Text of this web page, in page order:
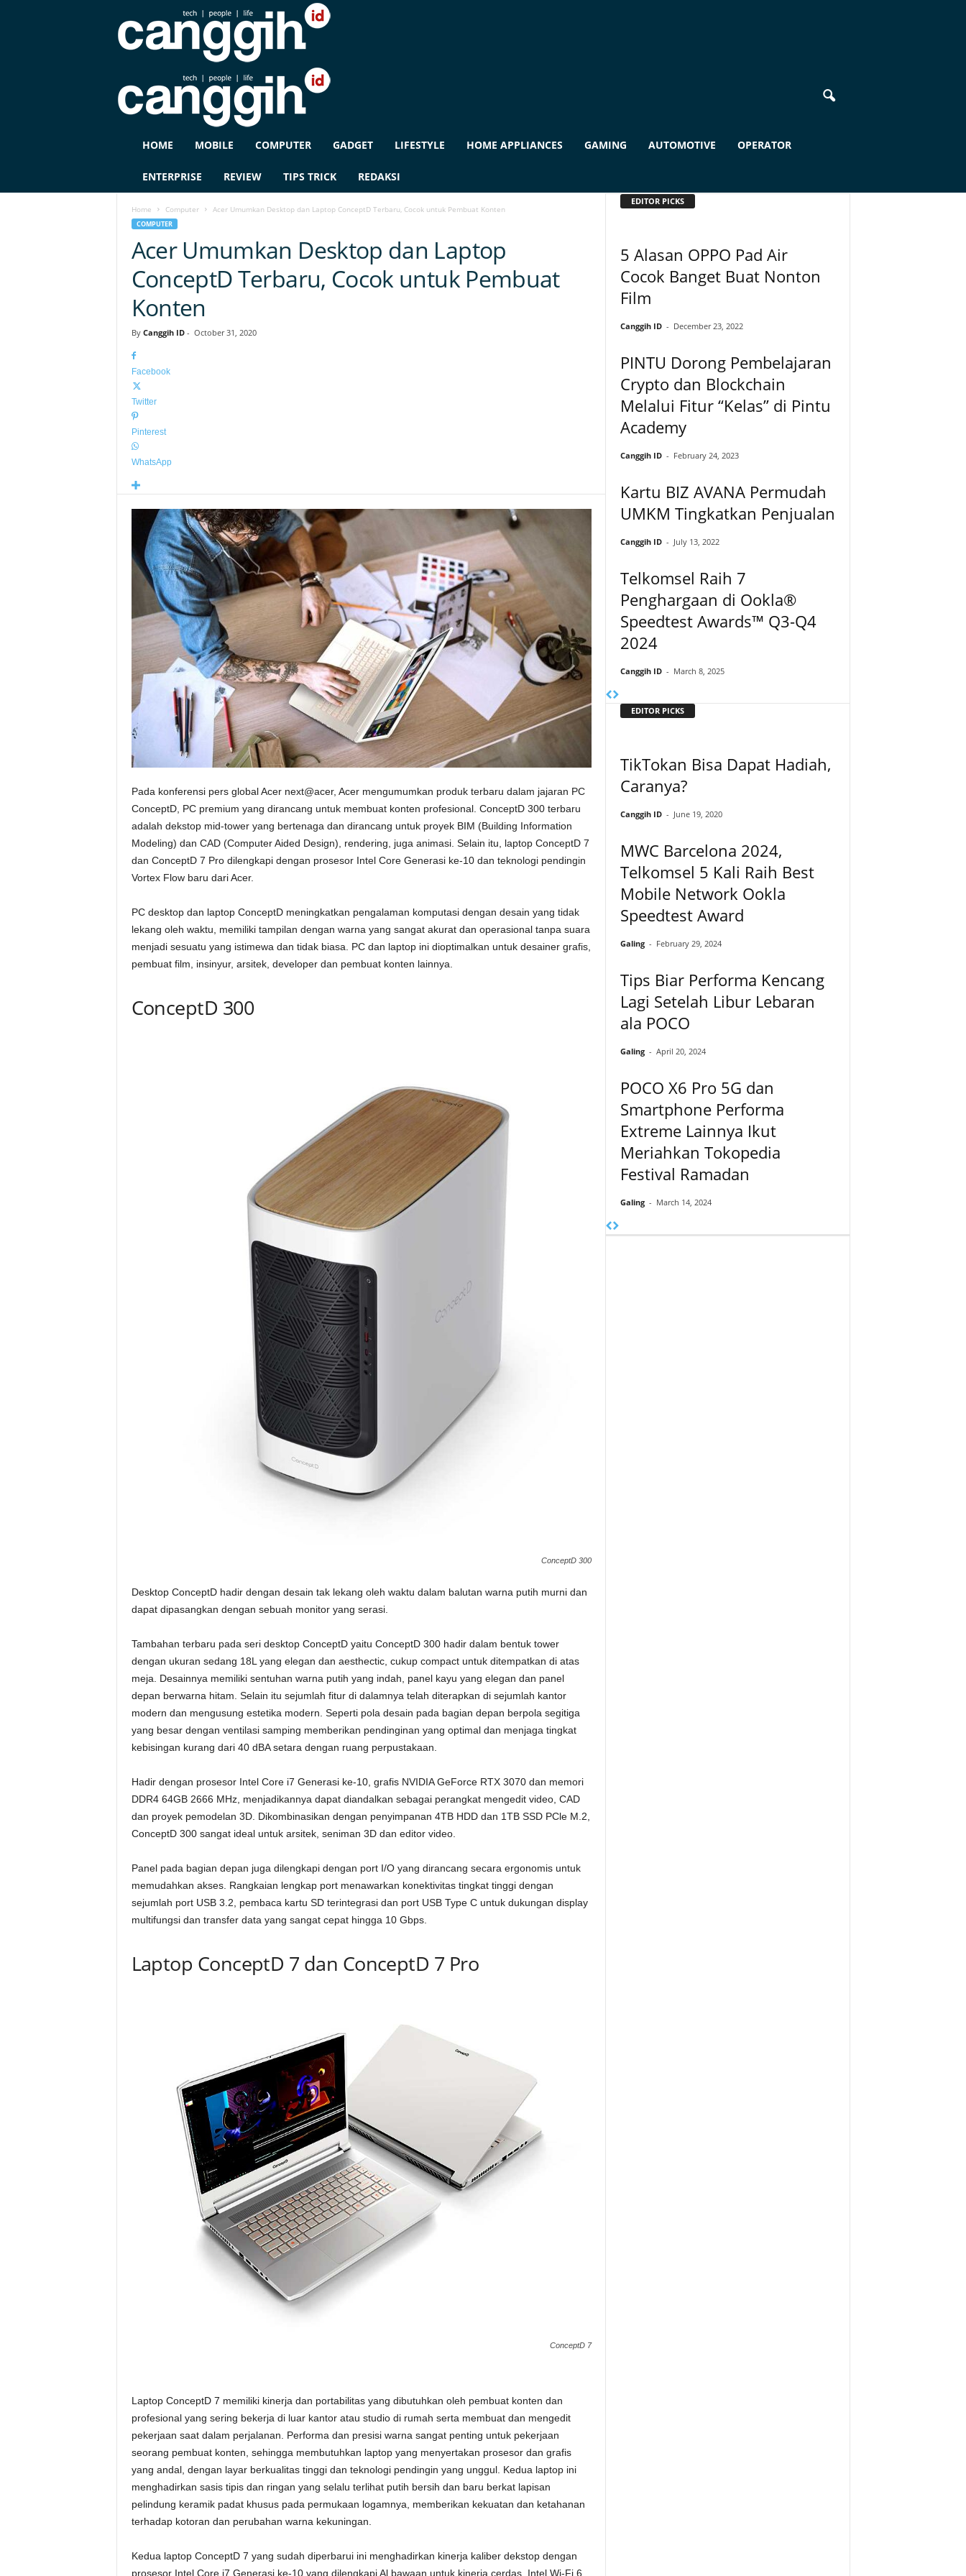
G
HOME MOBILE COMPUTER GADGET LIFESTYLE HOME APPLIANCES GAMING AUTOMOTIVE OPERATOR
ENTERPRISE REVIEW TIPS TRICK REDAKSI
Home Computer Acer Umumkan Desktop dan Laptop ConceptD Terbaru, Cocok untuk Pembuat Konten
COMPUTER
Acer Umumkan Desktop dan Laptop
ConceptD Terbaru, Cocok untuk Pembuat
Konten
By Canggih ID- October 31, 2020
Facebook
Twitter
Pinterest
WhatsApp
Pada konferensi pers global Acer next@acer, Acer mengumumkan produk terbaru dalam jajaran PC
ConceptD, PC premium yang dirancang untuk membuat konten profesional. ConceptD 300 terbaru
adalah dekstop mid-tower yang bertenaga dan dirancang untuk proyek BIM (Building Information
Modeling) dan CAD (Computer Aided Design), rendering, juga animasi. Selain itu, laptop ConceptD 7
dan ConceptD 7 Pro dilengkapi dengan prosesor Intel Core Generasi ke-10 dan teknologi pendingin
Vortex Flow baru dari Acer.
PC desktop dan laptop ConceptD meningkatkan pengalaman komputasi dengan desain yang tidak
lekang oleh waktu, memiliki tampilan dengan warna yang sangat akurat dan operasional tanpa suara
menjadi sesuatu yang istimewa dan tidak biasa. PC dan laptop ini dioptimalkan untuk desainer grafis,
pembuat film, insinyur, arsitek, developer dan pembuat konten lainnya.
ConceptD 300
ConceptD 300
Desktop ConceptD hadir dengan desain tak lekang oleh waktu dalam balutan warna putih murni dan
dapat dipasangkan dengan sebuah monitor yang serasi.
Tambahan terbaru pada seri desktop ConceptD yaitu ConceptD 300 hadir dalam bentuk tower
dengan ukuran sedang 18L yang elegan dan aesthectic, cukup compact untuk ditempatkan di atas
meja. Desainnya memiliki sentuhan warna putih yang indah, panel kayu yang elegan dan panel
depan berwarna hitam. Selain itu sejumlah fitur di dalamnya telah diterapkan di sejumlah kantor
modern dan mengusung estetika modern. Seperti pola desain pada bagian depan berpola segitiga
yang besar dengan ventilasi samping memberikan pendinginan yang optimal dan menjaga tingkat
kebisingan kurang dari 40 dBA setara dengan ruang perpustakaan.
Hadir dengan prosesor Intel Core i7 Generasi ke-10, grafis NVIDIA GeForce RTX 3070 dan memori
DDR4 64GB 2666 MHz, menjadikannya dapat diandalkan sebagai perangkat mengedit video, CAD
dan proyek pemodelan 3D. Dikombinasikan dengan penyimpanan 4TB HDD dan 1TB SSD PCle M.2,
ConceptD 300 sangat ideal untuk arsitek, seniman 3D dan editor video.
Panel pada bagian depan juga dilengkapi dengan port I/O yang dirancang secara ergonomis untuk
memudahkan akses. Rangkaian lengkap port menawarkan konektivitas tingkat tinggi dengan
sejumlah port USB 3.2, pembaca kartu SD terintegrasi dan port USB Type C untuk dukungan display
multifungsi dan transfer data yang sangat cepat hingga 10 Gbps.
Laptop ConceptD 7 dan ConceptD 7 Pro
ConceptD 7
Laptop ConceptD 7 memiliki kinerja dan portabilitas yang dibutuhkan oleh pembuat konten dan
profesional yang sering bekerja di luar kantor atau studio di rumah serta membuat dan mengedit
pekerjaan saat dalam perjalanan. Performa dan presisi warna sangat penting untuk pekerjaan
seorang pembuat konten, sehingga membutuhkan laptop yang menyertakan prosesor dan grafis
yang andal, dengan layar berkualitas tinggi dan teknologi pendingin yang unggul. Kedua laptop ini
menghadirkan sasis tipis dan ringan yang selalu terlihat putih bersih dan baru berkat lapisan
pelindung keramik padat khusus pada permukaan logamnya, memberikan kekuatan dan ketahanan
terhadap kotoran dan perubahan warna kekuningan.
Kedua laptop ConceptD 7 yang sudah diperbarui ini menghadirkan kinerja kaliber dekstop dengan
prosesor Intel Core i7 Generasi ke-10 yang dilengkapi Al bawaan untuk kinerja cerdas, Intel Wi-Fi 6
EDITOR PICKS
5 Alasan OPPO Pad Air
Cocok Banget Buat Nonton
Film
Canggih ID - December 23, 2022
PINTU Dorong Pembelajaran
Crypto dan Blockchain
Melalui Fitur “Kelas” di Pintu
Academy
Canggih ID - February 24, 2023
Kartu BIZ AVANA Permudah
UMKM Tingkatkan Penjualan
Canggih ID - July 13, 2022
Telkomsel Raih 7
Penghargaan di Ookla®
Speedtest Awards™ Q3-Q4
2024
Canggih ID - March 8, 2025
EDITOR PICKS
TikTokan Bisa Dapat Hadiah,
Caranya?
Canggih ID - June 19, 2020
MWC Barcelona 2024,
Telkomsel 5 Kali Raih Best
Mobile Network Ookla
Speedtest Award
Galing - February 29, 2024
Tips Biar Performa Kencang
Lagi Setelah Libur Lebaran
ala POCO
Galing - April 20, 2024
POCO X6 Pro 5G dan
Smartphone Performa
Extreme Lainnya Ikut
Meriahkan Tokopedia
Festival Ramadan
Galing - March 14, 2024